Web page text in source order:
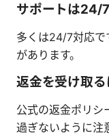
サポートは24/
多くは24/7対応で
があります。
返金を受け取
公式の返金ポリシ
過ぎないように注